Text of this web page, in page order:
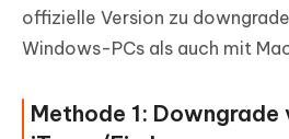
offizielle Version zu
Windows-PCs als auch mit
Methode 1: Downgrade